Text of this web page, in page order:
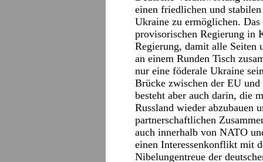
einen friedlichen und
Ukraine zu ermöglichen.
provisorischen Regierung in
Regierung, damit alle Seiten
an einem Runden Tisch
nur eine föderale Ukraine
Brücke zwischen der EU
besteht aber auch darin, die
Russland wieder abzubauen
partnerschaftlichen
auch innerhalb von NATO
einen Interessenkonflikt mit
Nibelungentreue der